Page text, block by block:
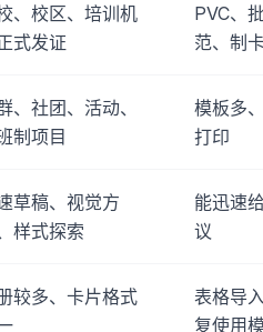
、校区、培训机
式发证
PVC、
范、制
、社团、活动、
制项目
模板多
打印
草稿、视觉方
样式探索
能迅速
议
较多、卡片格式
表格导
复使用